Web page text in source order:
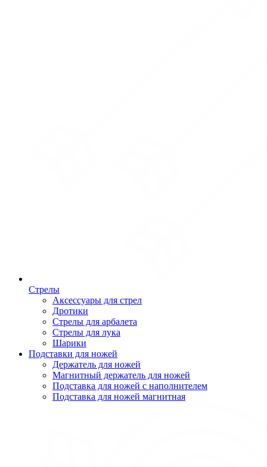
Стрелы
Аксессуары для стрел
Дротики
Стрелы для арбалета
Стрелы для лука
Шарики
Подставки для ножей
Держатель для ножей
Магнитный держатель для ножей
Подставка для ножей с наполнителем
Подставка для ножей магнитная